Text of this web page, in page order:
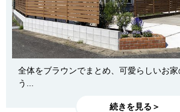
全体をブラウンでまとめ、可愛らしいお
う...
続きを見る＞